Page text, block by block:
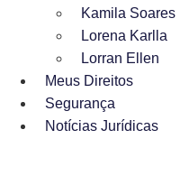
Kamila Soares
Lorena Karlla
Lorran Ellen
Meus Direitos
Segurança
Notícias Jurídicas